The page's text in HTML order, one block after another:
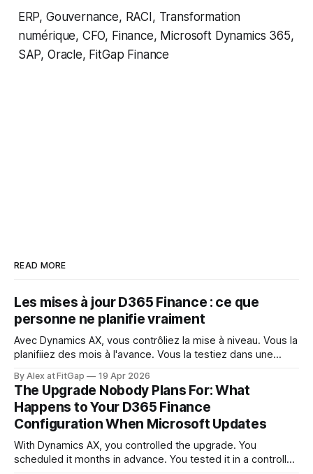
ERP, Gouvernance, RACI, Transformation
numérique, CFO, Finance, Microsoft Dynamics 365,
SAP, Oracle, FitGap Finance
READ MORE
Les mises à jour D365 Finance : ce que
personne ne planifie vraiment
Avec Dynamics AX, vous contrôliez la mise à niveau. Vous la
planifiiez des mois à l'avance. Vous la testiez dans une
ce qu'elle touchait. Ce niveau de contrôle semblait acquis.
Dynamics 365 Finance ne fonctionne pas ainsi.
By Alex at FitGap 19 Apr 2026
The Upgrade Nobody Plans For: What
Happens to Your D365 Finance
Configuration When Microsoft Updates
With Dynamics AX, you controlled the upgrade. You
scheduled it months in advance. You tested it in a controlled